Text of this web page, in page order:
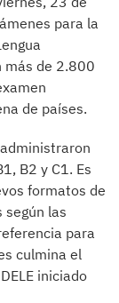
para la
más de 2.800
de países.
B2 y C1. Es
formatos de
según las
para
culmina el
iniciado